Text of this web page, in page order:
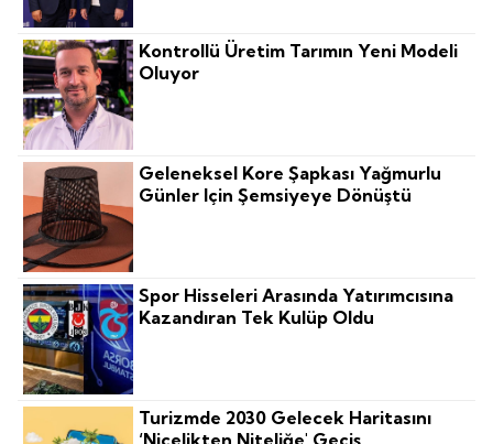
Kontrollü Üretim Tarımın Yeni Modeli
Oluyor
Geleneksel Kore Şapkası Yağmurlu
Günler Için Şemsiyeye Dönüştü
Spor Hisseleri Arasında Yatırımcısına
Kazandıran Tek Kulüp Oldu
Turizmde 2030 Gelecek Haritasını